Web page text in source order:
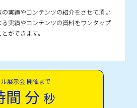
実績やコンテンツの紹介をさせて頂い
実績やコンテンツの資料をワンタップ
ができます。
展示会 開催まで
間 分 秒